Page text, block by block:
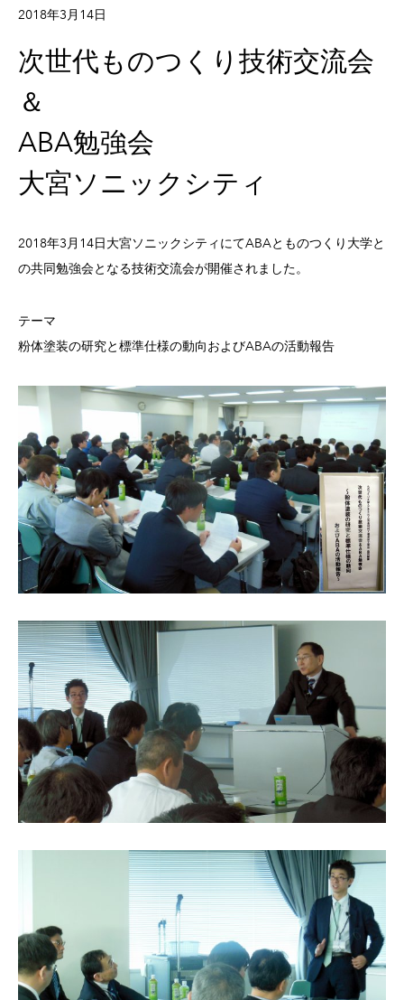
2018年3月14日
次世代ものつくり技術交流会
＆
ABA勉強会
大宮ソニックシティ
2018年3月14日大宮ソニックシティにてABAとものつくり大学と
の共同勉強会となる技術交流会が開催されました。
テーマ
粉体塗装の研究と標準仕様の動向およびABAの活動報告